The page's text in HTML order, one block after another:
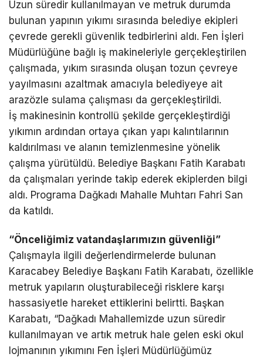
Uzun süredir kullanılmayan ve metruk durumda
bulunan yapının yıkımı sırasında belediye ekipleri
çevrede gerekli güvenlik tedbirlerini aldı. Fen İşleri
Müdürlüğüne bağlı iş makineleriyle gerçekleştirilen
çalışmada, yıkım sırasında oluşan tozun çevreye
yayılmasını azaltmak amacıyla belediyeye ait
arazözle sulama çalışması da gerçekleştirildi.
İş makinesinin kontrollü şekilde gerçekleştirdiği
yıkımın ardından ortaya çıkan yapı kalıntılarının
kaldırılması ve alanın temizlenmesine yönelik
çalışma yürütüldü. Belediye Başkanı Fatih Karabatı
da çalışmaları yerinde takip ederek ekiplerden bilgi
aldı. Programa Dağkadı Mahalle Muhtarı Fahri San
da katıldı.
“Önceliğimiz vatandaşlarımızın güvenliği”
Çalışmayla ilgili değerlendirmelerde bulunan
Karacabey Belediye Başkanı Fatih Karabatı, özellikle
metruk yapıların oluşturabileceği risklere karşı
hassasiyetle hareket ettiklerini belirtti. Başkan
Karabatı, “Dağkadı Mahallemizde uzun süredir
kullanılmayan ve artık metruk hale gelen eski okul
lojmanının yıkımını Fen İşleri Müdürlüğümüz